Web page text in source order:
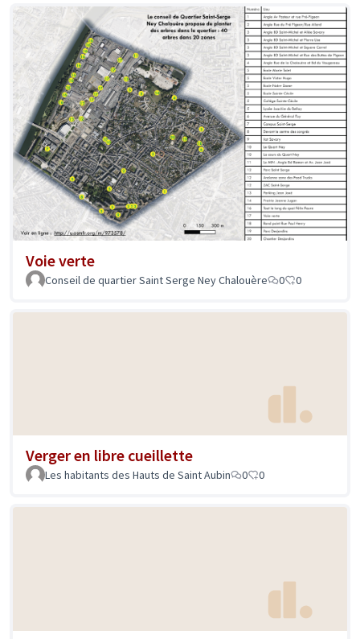
Voie verte
Conseil de quartier Saint Serge Ney Chalouère 0 0
Verger en libre cueillette
Les habitants des Hauts de Saint Aubin 0 0